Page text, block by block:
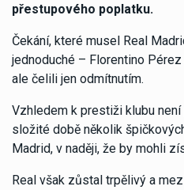
přestupového poplatku.
Čekání, které musel Real
jednoduché – Florentino
ale čelili jen odmítnutím.
Vzhledem k prestiži klubu
složité době několik
Madrid, v naději, že by mohli
Real však zůstal trpělivý a